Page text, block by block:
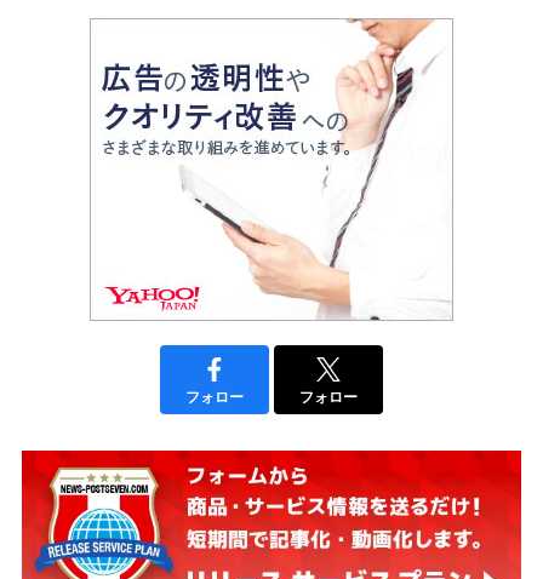
フォロー フォロー